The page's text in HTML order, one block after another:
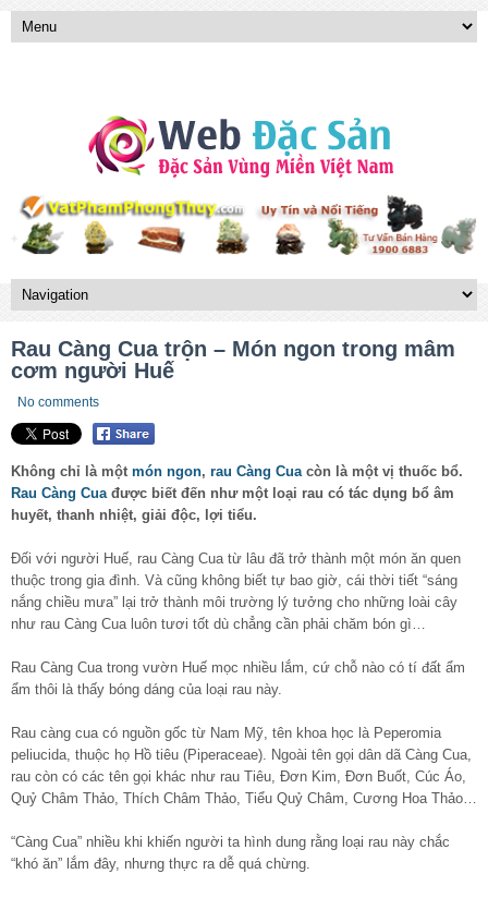
Rau Càng Cua trộn – Món ngon trong mâm
cơm người Huế
No comments
Không chỉ là một món ngon, rau Càng Cuacòn là một vị thuốc bổ.
Rau Càng Cuađược biết đến như một loại rau có tác dụng bổ âm
huyết, thanh nhiệt, giải độc, lợi tiểu.
Đối với người Huế, rau Càng Cua từ lâu đã trở thành một món ăn quen
thuộc trong gia đình. Và cũng không biết tự bao giờ, cái thời tiết “sáng
nắng chiều mưa” lại trở thành môi trường lý tưởng cho những loài cây
như rau Càng Cua luôn tươi tốt dù chẳng cần phải chăm bón gì…
Rau Càng Cua trong vườn Huế mọc nhiều lắm, cứ chỗ nào có tí đất ẩm
ẩm thôi là thấy bóng dáng của loại rau này.
Rau càng cua có nguồn gốc từ Nam Mỹ, tên khoa học là Peperomia
peliucida, thuộc họ Hồ tiêu (Piperaceae). Ngoài tên gọi dân dã Càng Cua,
rau còn có các tên gọi khác như rau Tiêu, Đơn Kim, Đơn Buốt, Cúc Áo,
Quỷ Châm Thảo, Thích Châm Thảo, Tiểu Quỷ Châm, Cương Hoa Thảo…
“Càng Cua” nhiều khi khiến người ta hình dung rằng loại rau này chắc
“khó ăn” lắm đây, nhưng thực ra dễ quá chừng.